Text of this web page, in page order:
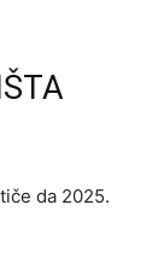
da 2025.